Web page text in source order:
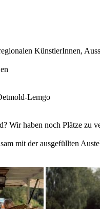
KünstlerInnen,
Lemgo
Wir haben noch Plätze zu
mit der ausgefüllten